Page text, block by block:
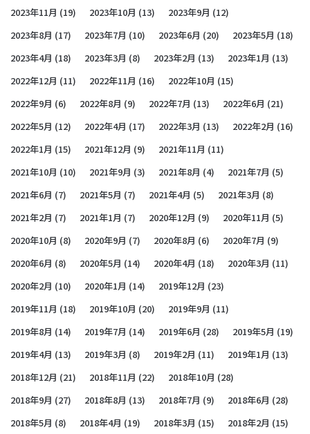
2023年11月 (19) 2023年10月 (13) 2023年9月 (12)
2023年8月 (17) 2023年7月 (10) 2023年6月 (20) 2023年5月 (18)
2023年4月 (18) 2023年3月 (8) 2023年2月 (13) 2023年1月 (13)
2022年12月 (11) 2022年11月 (16) 2022年10月 (15)
2022年9月 (6) 2022年8月 (9) 2022年7月 (13) 2022年6月 (21)
2022年5月 (12) 2022年4月 (17) 2022年3月 (13) 2022年2月 (16)
2022年1月 (15) 2021年12月 (9) 2021年11月 (11)
2021年10月 (10) 2021年9月 (3) 2021年8月 (4) 2021年7月 (5)
2021年6月 (7) 2021年5月 (7) 2021年4月 (5) 2021年3月 (8)
2021年2月 (7) 2021年1月 (7) 2020年12月 (9) 2020年11月 (5)
2020年10月 (8) 2020年9月 (7) 2020年8月 (6) 2020年7月 (9)
2020年6月 (8) 2020年5月 (14) 2020年4月 (18) 2020年3月 (11)
2020年2月 (10) 2020年1月 (14) 2019年12月 (23)
2019年11月 (18) 2019年10月 (20) 2019年9月 (11)
2019年8月 (14) 2019年7月 (14) 2019年6月 (28) 2019年5月 (19)
2019年4月 (13) 2019年3月 (8) 2019年2月 (11) 2019年1月 (13)
2018年12月 (21) 2018年11月 (22) 2018年10月 (28)
2018年9月 (27) 2018年8月 (13) 2018年7月 (9) 2018年6月 (28)
2018年5月 (8) 2018年4月 (19) 2018年3月 (15) 2018年2月 (15)